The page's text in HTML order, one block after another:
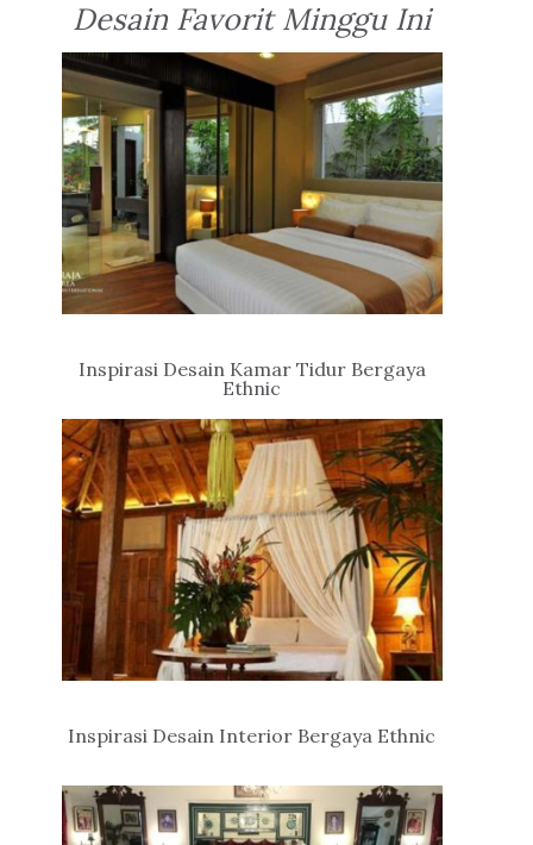
Desain Favorit Minggu Ini
Inspirasi Desain Kamar Tidur Bergaya
Ethnic
Inspirasi Desain Interior Bergaya Ethnic